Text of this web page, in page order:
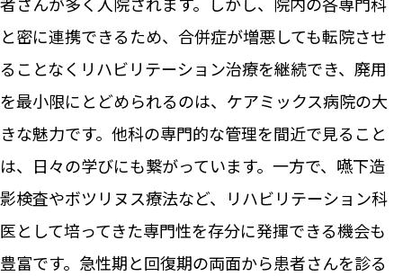
と密に連携できるため、合併症が増悪しても転院させ
ることなくリハビリテーション治療を継続でき、廃用
を最小限にとどめられるのは、ケアミックス病院の大
きな魅力です。他科の専門的な管理を間近で見ること
は、日々の学びにも繋がっています。一方で、嚥下造
影検査やボツリヌス療法など、リハビリテーション科
医として培ってきた専門性を存分に発揮できる機会も
豊富です。急性期と回復期の両面から患者さんを診る